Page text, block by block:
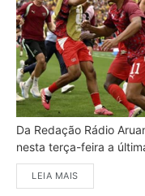
Da Redação Rádio
nesta terça-feira a
LEIA MAIS